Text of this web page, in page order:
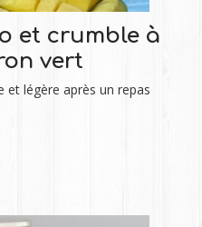
et crumble à
vert
et légère après un repas